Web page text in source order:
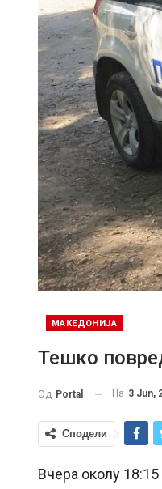
МАКЕДОНИЈА
Тешко
Од Portal На 3 Jun,
Сподели
Вчера околу